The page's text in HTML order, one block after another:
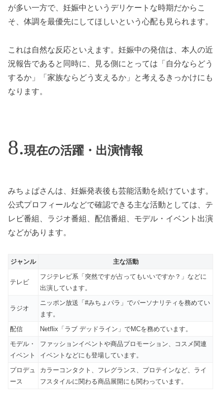
が多い一方で、妊娠中というデリケートな時期だからこ
そ、体調を最優先にしてほしいという心配も見られます。
これは自然な反応といえます。妊娠中の発信は、本人の近
況報告であると同時に、見る側にとっては「自分ならどう
するか」「家族ならどう支えるか」と考えるきっかけにも
なります。
現在の活躍・出演情報
みちょぱさんは、妊娠発表後も芸能活動を続けています。
公式プロフィールなどで確認できる主な活動としては、テ
レビ番組、ラジオ番組、配信番組、モデル・イベント出演
などがあります。
ジャンル 主な活動
テレビ
フジテレビ系「突然ですが占ってもいいですか？」などに
出演しています。
ラジオ
ニッポン放送「#みちょパラ」でパーソナリティを務めてい
ます。
配信
Netflix「ラブ デッドライン」でMCを務めています。
モデル・
イベント
ファッションイベントや商品プロモーション、コスメ関連
イベントなどにも登場しています。
プロデュ
ース
カラーコンタクト、フレグランス、プロテインなど、ライ
フスタイルに関わる商品展開にも関わっています。